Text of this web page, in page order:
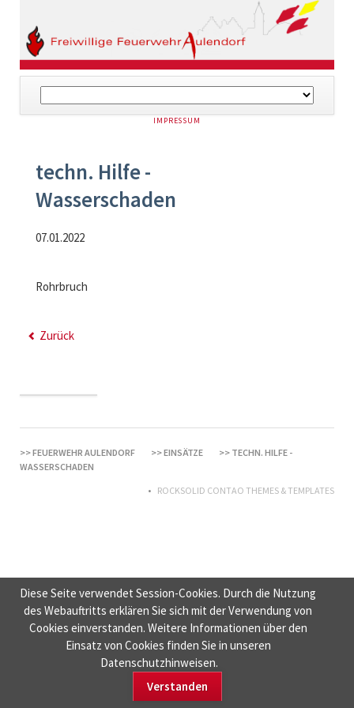
Navigation
überspringen
NAVIGATION
IMPRESSUM
techn. Hilfe -
Wasserschaden
07.01.2022
Rohrbruch
Zurück
FEUERWEHR AULENDORF EINSÄTZE
TECHN. HILFE -
WASSERSCHADEN
ROCKSOLID CONTAO THEMES & TEMPLATES
Diese Seite verwendet Session-Cookies. Durch die Nutzung
des Webauftritts erklären Sie sich mit der Verwendung von
Cookies einverstanden. Weitere Informationen über den
Einsatz von Cookies finden Sie in unseren
Datenschutzhinweisen.
Verstanden